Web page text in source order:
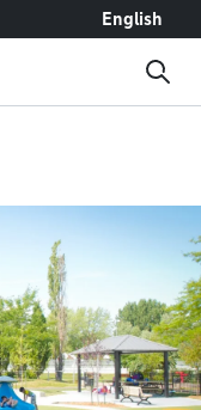
English